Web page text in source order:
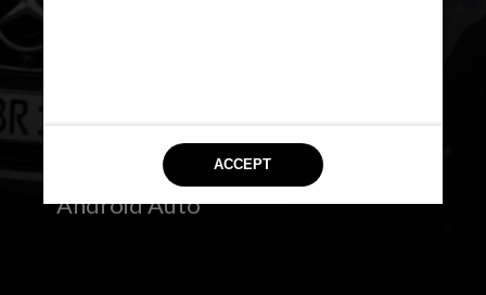
– Integração com Apple CarPlay e
Android Auto